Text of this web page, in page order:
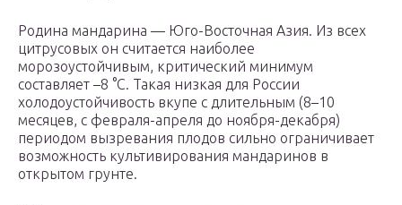
Родина мандарина — Юго-Восточная Азия. Из всех
цитрусовых он считается наиболее
морозоустойчивым, критический минимум
составляет –8 °C. Такая низкая для России
холодоустойчивость вкупе с длительным (8–10
месяцев, с февраля-апреля до ноября-декабря)
периодом вызревания плодов сильно ограничивает
возможность культивирования мандаринов в
открытом грунте.